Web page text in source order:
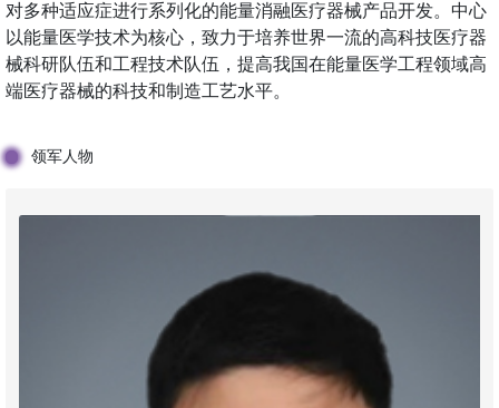
对多种适应症进行系列化的能量消融医疗器械产品开发。中心
以能量医学技术为核心，致力于培养世界一流的高科技医疗器
械科研队伍和工程技术队伍，提高我国在能量医学工程领域高
端医疗器械的科技和制造工艺水平。
领军人物